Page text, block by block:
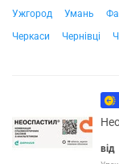
Ужгород
Умань
Черкаси
Чернівці
від